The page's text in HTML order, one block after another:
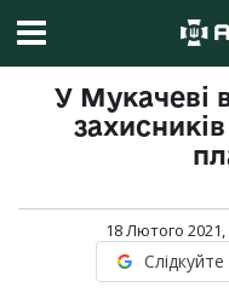
У Мукачеві
18 Лютого 2021,